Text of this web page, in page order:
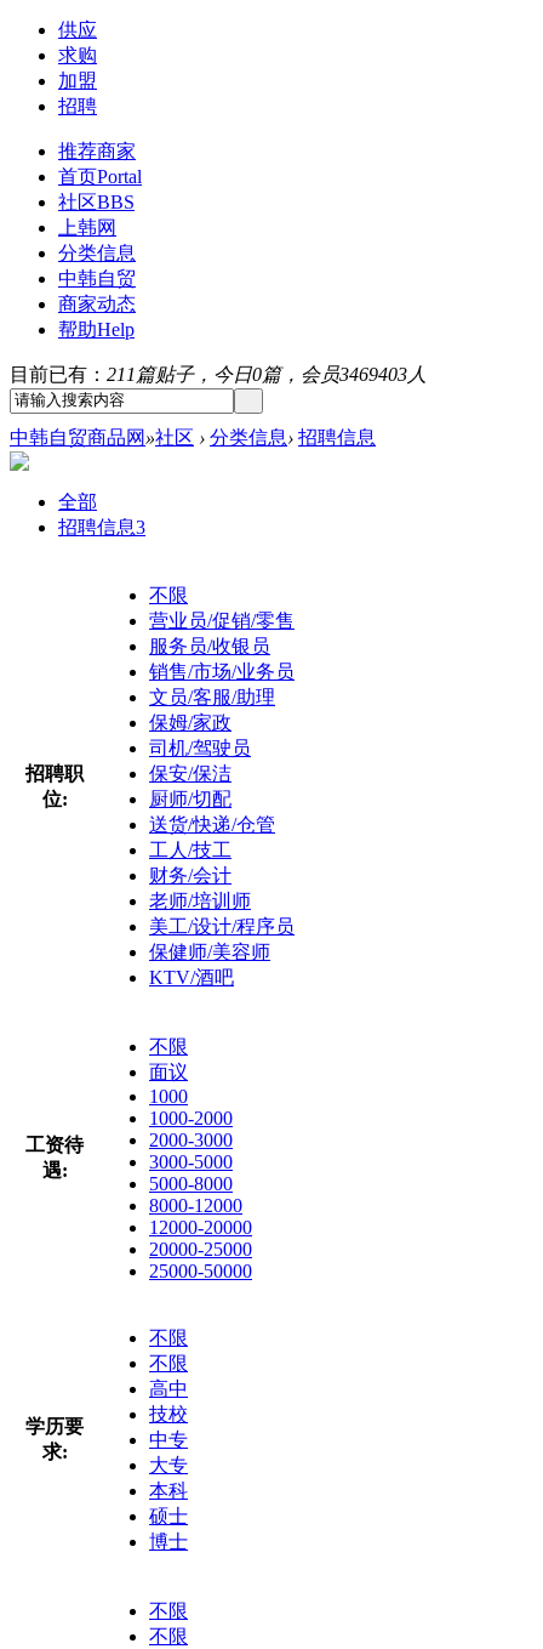
供应
求购
加盟
招聘
推荐商家
首页Portal
社区BBS
上韩网
分类信息
中韩自贸
商家动态
帮助Help
目前已有： 211篇贴子，今日0篇，会员3469403人
中韩自贸商品网 »社区 › 分类信息› 招聘信息
全部
招聘信息3
招聘职
位:
不限
营业员/促销/零售
服务员/收银员
销售/市场/业务员
文员/客服/助理
保姆/家政
司机/驾驶员
保安/保洁
厨师/切配
送货/快递/仓管
工人/技工
财务/会计
老师/培训师
美工/设计/程序员
保健师/美容师
KTV/酒吧
工资待
遇:
不限
面议
1000
1000-2000
2000-3000
3000-5000
5000-8000
8000-12000
12000-20000
20000-25000
25000-50000
学历要
求:
不限
不限
高中
技校
中专
大专
本科
硕士
博士
不限
不限